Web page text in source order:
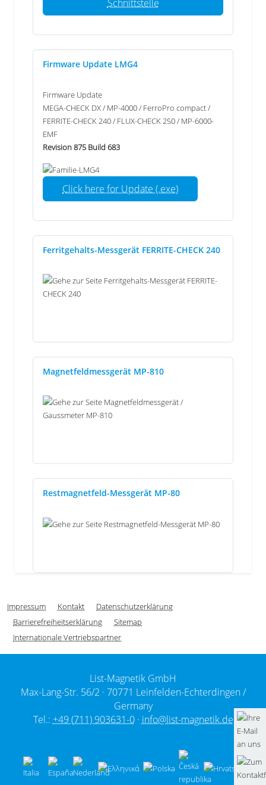
Schnittstelle
Firmware Update LMG4
Firmware Update
MEGA-CHECK DX / MP-4000 / FerroPro compact /
FERRITE-CHECK 240 / FLUX-CHECK 250 / MP-6000-
EMF
Revision 875 Build 683
Click here for Update (.exe)
Ferritgehalts-Messgerät FERRITE-CHECK 240
Magnetfeldmessgerät MP-810
Restmagnetfeld-Messgerät MP-80
Impressum Kontakt
Datenschutzerklärung
Barrierefreiheitserklärung
Sitemap
Internationale Vertriebspartner
List-Magnetik GmbH
Max-Lang-Str. 56/2 · 70771 Leinfelden-Echterdingen /
Germany
Tel.: +49 (711) 903631-0· info@list-magnetik.de